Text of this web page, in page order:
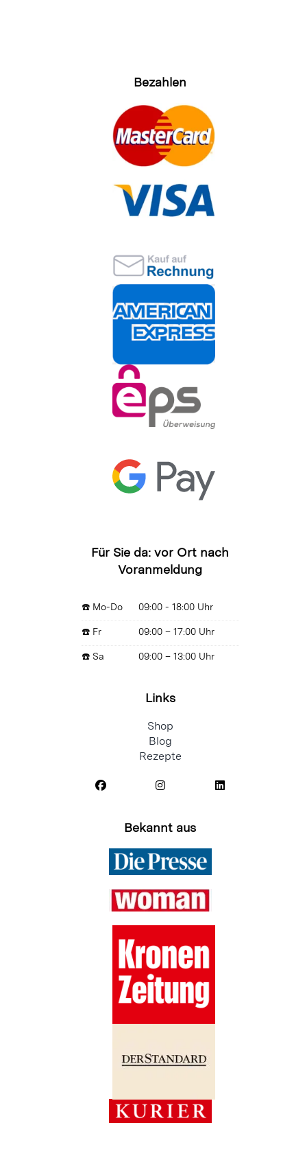
Bezahlen
Für Sie da: vor Ort nach
Voranmeldung
☎️ Mo-Do 09:00 - 18:00 Uhr
☎️ Fr 09:00 – 17:00 Uhr
☎️ Sa 09:00 – 13:00 Uhr
Links
Shop
Blog
Rezepte
Bekannt aus